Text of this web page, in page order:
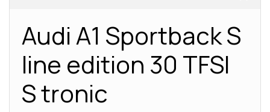
Audi A1 Sportback S
line edition 30 TFSI
S tronic